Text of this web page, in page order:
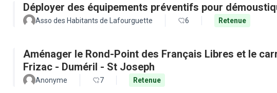
Déployer des équipements préventifs pour
Asso des Habitants de Lafourguette 6 Retenue
Aménager le Rond-Point des Français Libres et le
Frizac - Duméril - St Joseph
Anonyme 7 Retenue